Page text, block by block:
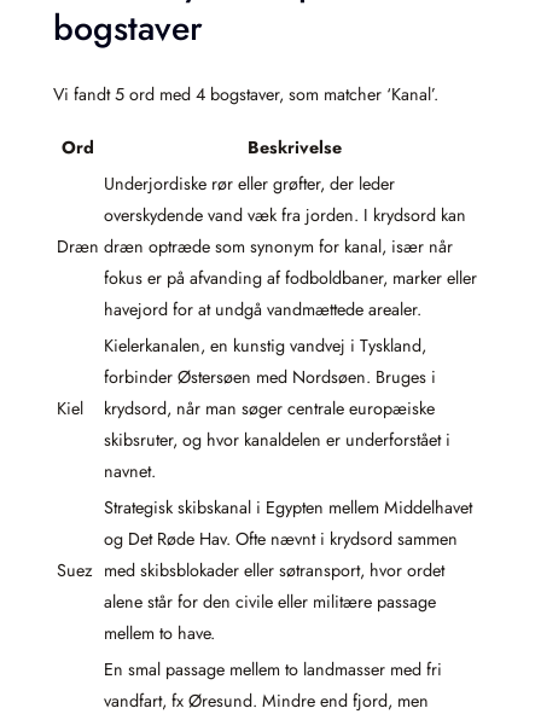
bogstaver
Vi fandt 5 ord med 4 bogstaver, som matcher ‘Kanal’.
Ord Beskrivelse
Dræn
Underjordiske rør eller grøfter, der leder
overskydende vand væk fra jorden. I krydsord kan
dræn optræde som synonym for kanal, især når
fokus er på afvanding af fodboldbaner, marker eller
havejord for at undgå vandmættede arealer.
Kiel
Kielerkanalen, en kunstig vandvej i Tyskland,
forbinder Østersøen med Nordsøen. Bruges i
krydsord, når man søger centrale europæiske
skibsruter, og hvor kanaldelen er underforstået i
navnet.
Suez
Strategisk skibskanal i Egypten mellem Middelhavet
og Det Røde Hav. Ofte nævnt i krydsord sammen
med skibsblokader eller søtransport, hvor ordet
alene står for den civile eller militære passage
mellem to have.
En smal passage mellem to landmasser med fri
vandfart, fx Øresund. Mindre end fjord, men